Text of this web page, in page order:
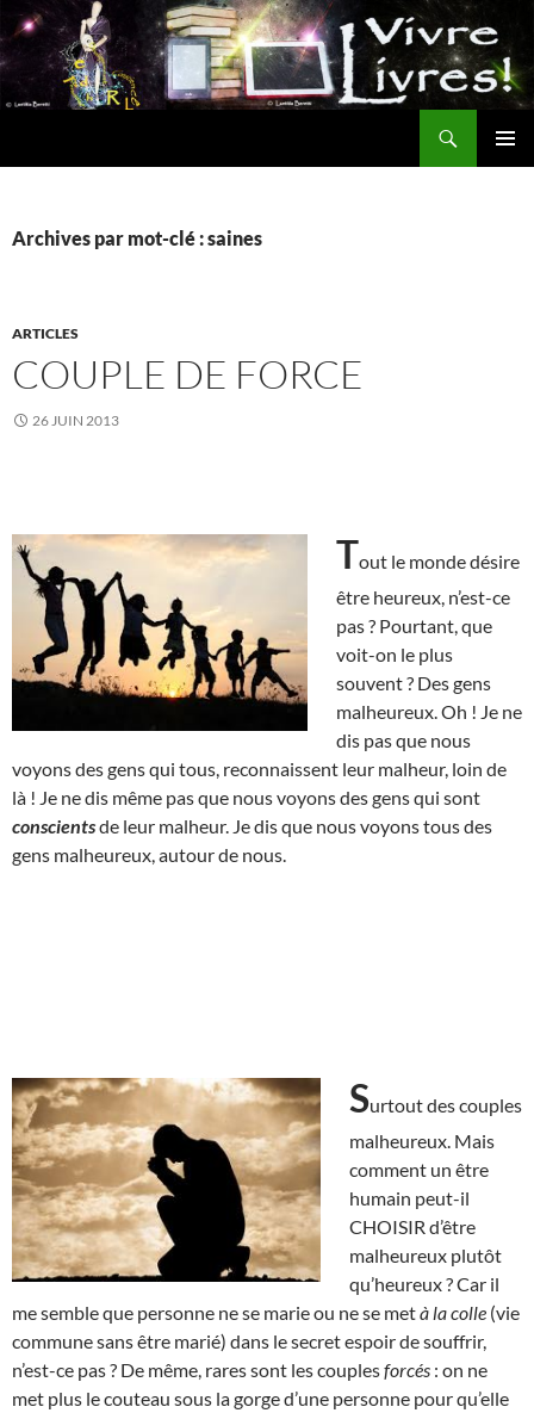
Aller
au
contenu
Archives par mot-clé : saines
ARTICLES
COUPLE DE FORCE
26 JUIN 2013
Tout le monde désire
être heureux, n’est-ce
pas ? Pourtant, que
voit-on le plus
souvent ? Des gens
malheureux. Oh ! Je ne
dis pas que nous
voyons des gens qui tous, reconnaissent leur malheur, loin de
là ! Je ne dis même pas que nous voyons des gens qui sont
conscientsde leur malheur. Je dis que nous voyons tous des
gens malheureux, autour de nous.
Surtout des couples
malheureux. Mais
comment un être
humain peut-il
CHOISIR d’être
malheureux plutôt
qu’heureux ? Car il
me semble que personne ne se marie ou ne se metà la colle (vie
commune sans être marié) dans le secret espoir de souffrir,
n’est-ce pas ? De même, rares sont les couplesforcés : on ne
met plus le couteau sous la gorge d’une personne pour qu’elle